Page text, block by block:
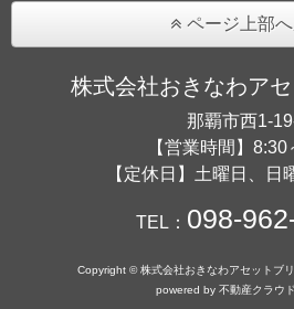
ページ上部
株式会社おきなわア
那覇市西1-
【営業時間】8:30
【定休日】土曜日、日
TEL： 098-
Copyright © 株式会社おきなわアセットブ
powered by 不動産クラウ